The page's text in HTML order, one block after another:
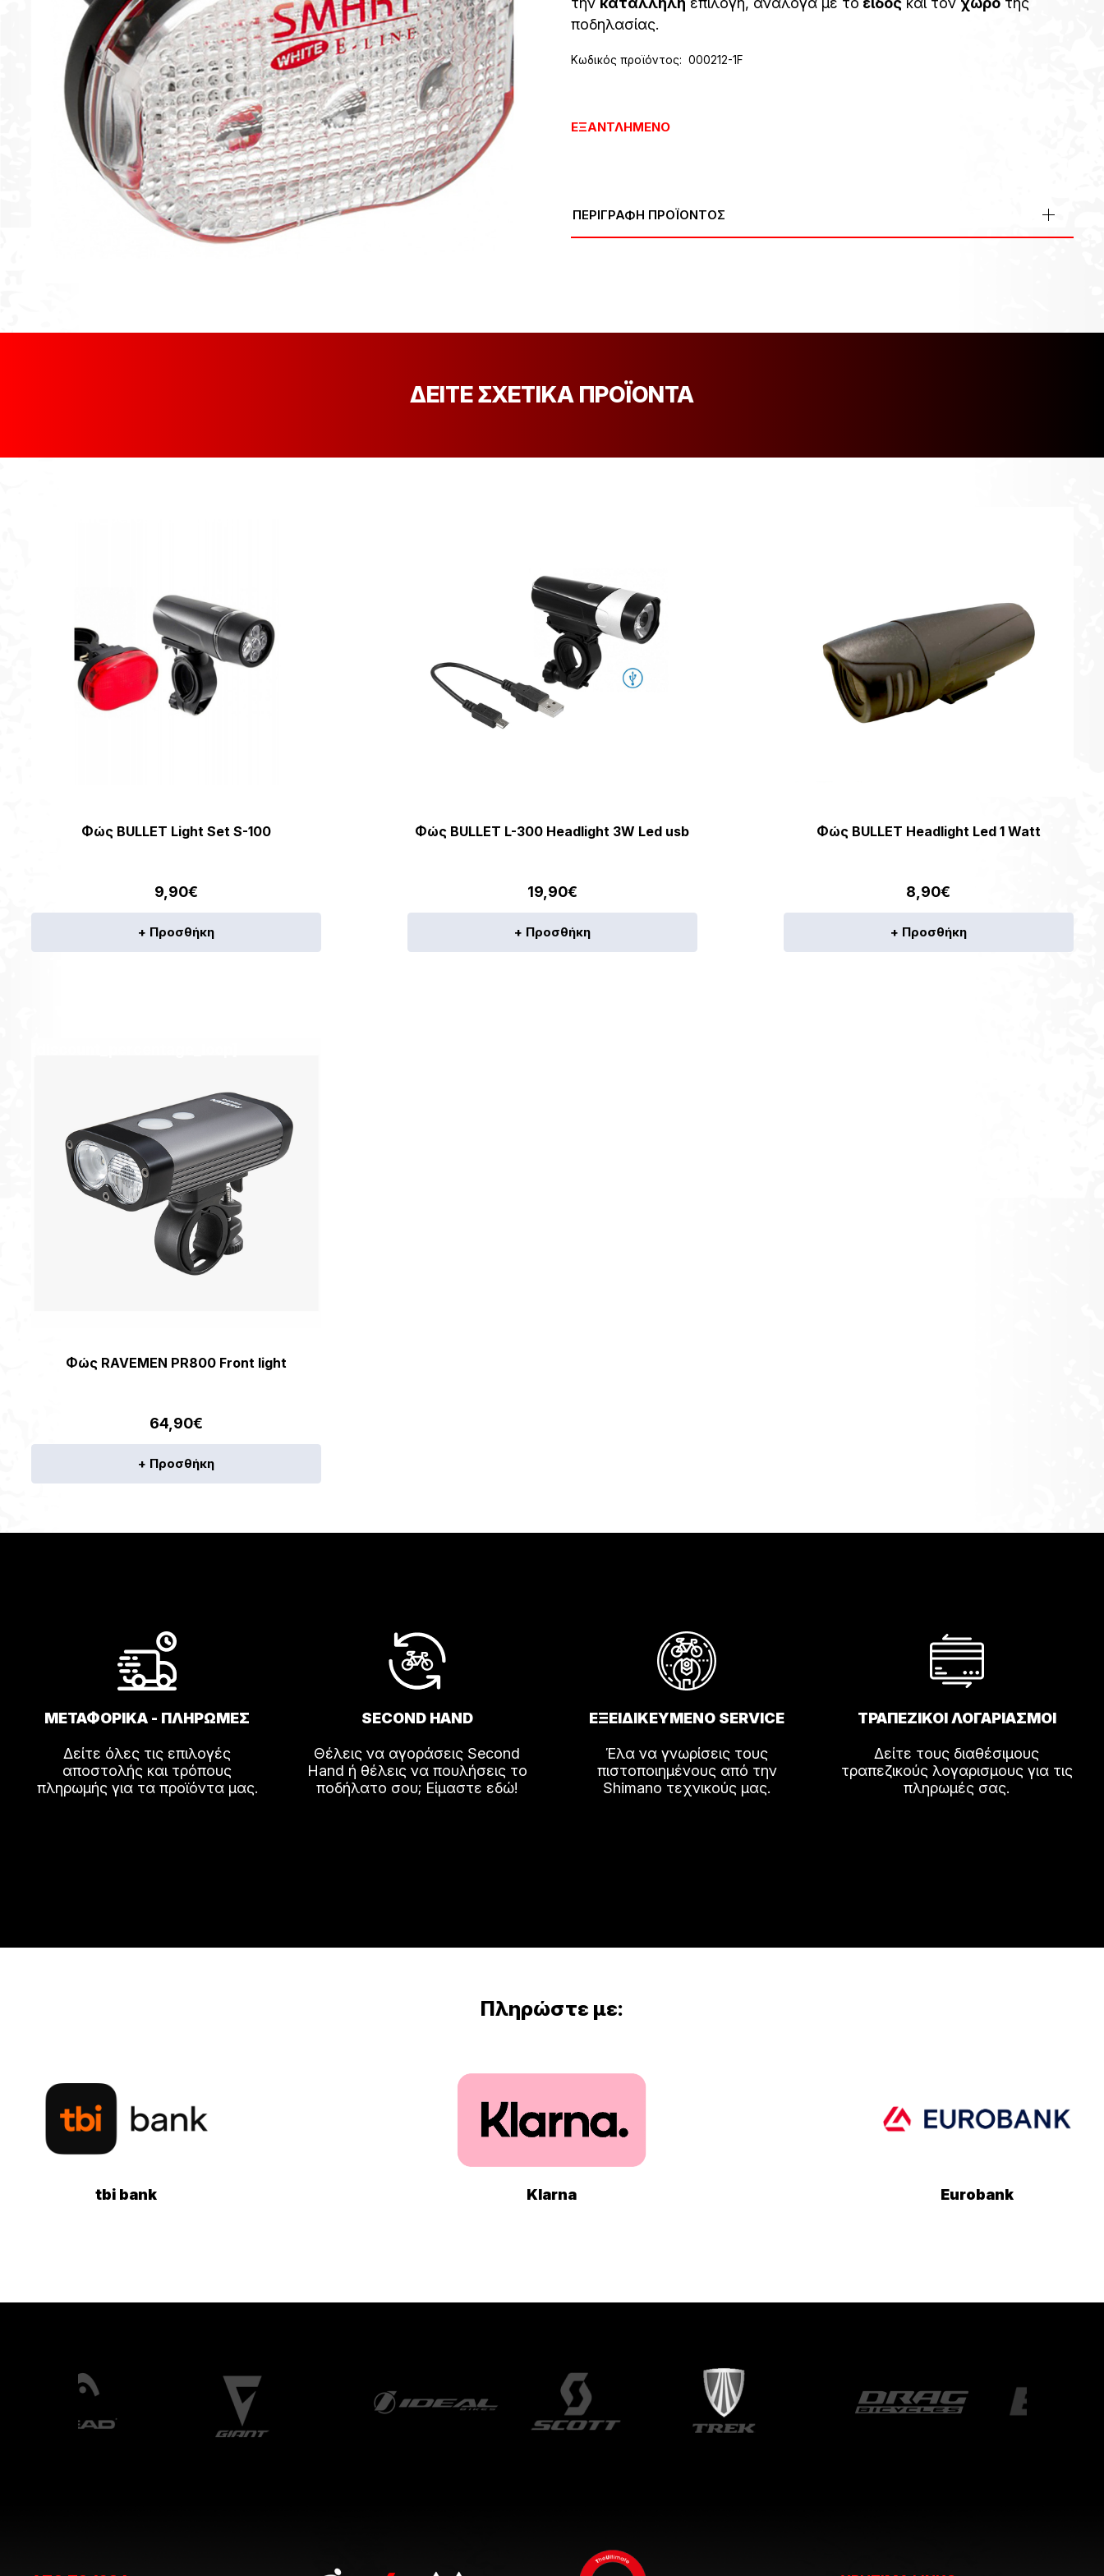
ποδηλασίας.
Κωδικός προϊόντος: 000212-1F
ΕΞΑΝΤΛΗΜΈΝΟ
ΠΕΡΙΓΡΑΦΗ ΠΡΟΪΟΝΤΟΣ
ΔΕΙΤΕ ΣΧΕΤΙΚΑ ΠΡΟΪΟΝΤΑ
Φώς BULLET Light Set S-100
9,90€
+ Προσθήκη
Φώς BULLET L-300 Headlight 3W Led usb
19,90€
+ Προσθήκη
Φώς BULLET Headlight Led 1 Watt
8,90€
+ Προσθήκη
Φώς RAVEMEN PR800 Front light
64,90€
+ Προσθήκη
ΜΕΤΑΦΟΡΙΚΑ - ΠΛΗΡΩΜΕΣ
Δείτε όλες τις επιλογές
αποστολής και τρόπους
πληρωμής για τα προϊόντα μας.
SECOND HAND
Θέλεις να αγοράσεις Second
Hand ή θέλεις να πουλήσεις το
ποδήλατο σου; Είμαστε εδώ!
ΕΞΕΙΔΙΚΕΥΜΕΝΟ SERVICE
Έλα να γνωρίσεις τους
πιστοποιημένους από την
Shimano τεχνικούς μας.
ΤΡΑΠΕΖΙΚΟΙ ΛΟΓΑΡΙΑΣΜΟΙ
Δείτε τους διαθέσιμους
τραπεζικούς λογαρισμους για τις
πληρωμές σας.
Πληρώστε με:
tbi bank Klarna Eurobank